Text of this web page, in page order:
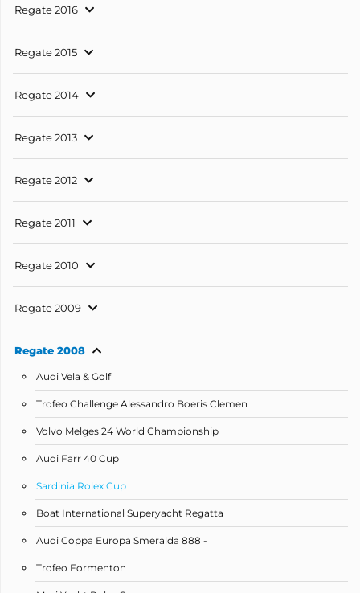
Regate 2016
Regate 2015
Regate 2014
Regate 2013
Regate 2012
Regate 2011
Regate 2010
Regate 2009
Regate 2008
Audi Vela & Golf
Trofeo Challenge Alessandro Boeris Clemen
Volvo Melges 24 World Championship
Audi Farr 40 Cup
Sardinia Rolex Cup
Boat International Superyacht Regatta
Audi Coppa Europa Smeralda 888 -
Trofeo Formenton